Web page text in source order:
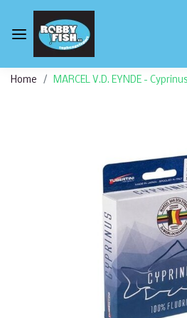
Home MARCEL V.D. EYNDE -